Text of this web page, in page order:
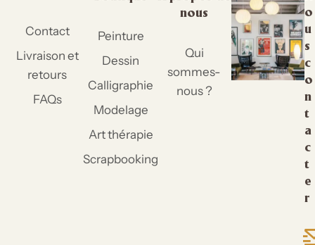
Contact
Livraison et
retours
FAQs
Peinture
Dessin
Calligraphie
Modelage
Art thérapie
Scrapbooking
nous
Qui
sommes-
nous ?
o
u
s
c
o
n
t
a
c
t
e
r